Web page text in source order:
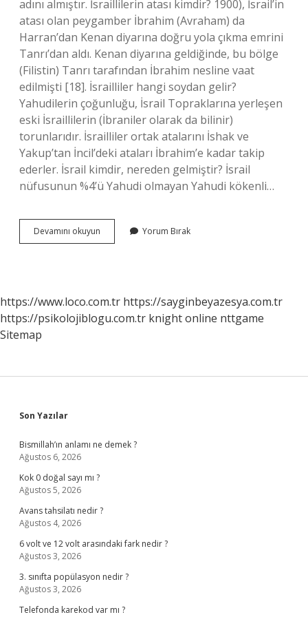
adını almıştır. İsraillilerin atası kimdir? 1900), İsrail’in
atası olan peygamber İbrahim (Avraham) da
Harran’dan Kenan diyarına doğru yola çıkma emrini
Tanrı’dan aldı. Kenan diyarına geldiğinde, bu bölge
(Filistin) Tanrı tarafından İbrahim nesline vaat
edilmişti [18]. İsrailliler hangi soydan gelir?
Yahudilerin çoğunluğu, İsrail Topraklarına yerleşen
eski İsraillilerin (İbraniler olarak da bilinir)
torunlarıdır. İsrailliler ortak atalarını İshak ve
Yakup’tan İncil’deki ataları İbrahim’e kadar takip
ederler. İsrail kimdir, nereden gelmiştir? İsrail
nüfusunun %4’ü Yahudi olmayan Yahudi kökenli…
Devamını okuyun
Soyu
Yorum Bırak
https://www.loco.com.tr https://sayginbeyazesya.com.tr
https://psikolojiblogu.com.tr knight online nttgame
Sitemap
Sidebar
Son Yazılar
Bismillah’ın anlamı ne demek ?
Ağustos 6, 2026
Kok 0 doğal sayı mı ?
Ağustos 5, 2026
Avans tahsilatı nedir ?
Ağustos 4, 2026
6 volt ve 12 volt arasındaki fark nedir ?
Ağustos 3, 2026
3. sınıfta popülasyon nedir ?
Ağustos 3, 2026
Telefonda karekod var mı ?